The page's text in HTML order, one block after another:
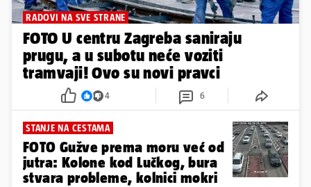
RADOVI NA SVE STRANE
FOTO U centru Zagreba saniraju
prugu, a u subotu neće voziti
tramvaji! Ovo su novi pravci
4 6
STANJE NA CESTAMA
FOTO Gužve prema moru već od
jutra: Kolone kod Lučkog, bura
stvara probleme, kolnici mokri